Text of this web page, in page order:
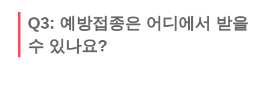
Q3: 예방접종은 어디에서 받을
수 있나요?